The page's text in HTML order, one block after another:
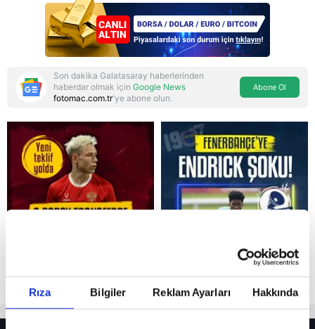
Rıza Bilgiler Reklam Ayarları Hakkında
Reddet
Son dakika Galatasaray haberlerinden
haberdar olmak için Google News
fotomac.com.tr'ye abone olun.
Abone Ol